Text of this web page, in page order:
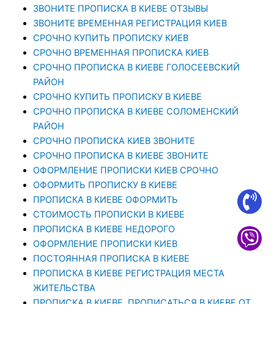
ЗВОНИТЕ ПРОПИСКА В КИЕВЕ ОТЗЫВЫ
ЗВОНИТЕ ВРЕМЕННАЯ РЕГИСТРАЦИЯ КИЕВ
СРОЧНО КУПИТЬ ПРОПИСКУ КИЕВ
СРОЧНО ВРЕМЕННАЯ ПРОПИСКА КИЕВ
СРОЧНО ПРОПИСКА В КИЕВЕ ГОЛОСЕЕВСКИЙ
РАЙОН
СРОЧНО КУПИТЬ ПРОПИСКУ В КИЕВЕ
CРОЧНО ПРОПИСКА В КИЕВЕ СОЛОМЕНСКИЙ
РАЙОН
СРОЧНО ПРОПИСКА КИЕВ ЗВОНИТЕ
СРОЧНО ПРОПИСКА В КИЕВЕ ЗВОНИТЕ
ОФОРМЛЕНИЕ ПРОПИСКИ КИЕВ СРОЧНО
ОФОРМИТЬ ПРОПИСКУ В КИЕВЕ
ПРОПИСКА В КИЕВЕ ОФОРМИТЬ
СТОИМОСТЬ ПРОПИСКИ В КИЕВЕ
ПРОПИСКА В КИЕВЕ НЕДОРОГО
ОФОРМЛЕНИЕ ПРОПИСКИ КИЕВ
ПОСТОЯННАЯ ПРОПИСКА В КИЕВЕ
ПРОПИСКА В КИЕВЕ РЕГИСТРАЦИЯ МЕСТА
ЖИТЕЛЬСТВА
ПРОПИСКА В КИЕВЕ. ПРОПИСАТЬСЯ В КИЕВЕ ОТ